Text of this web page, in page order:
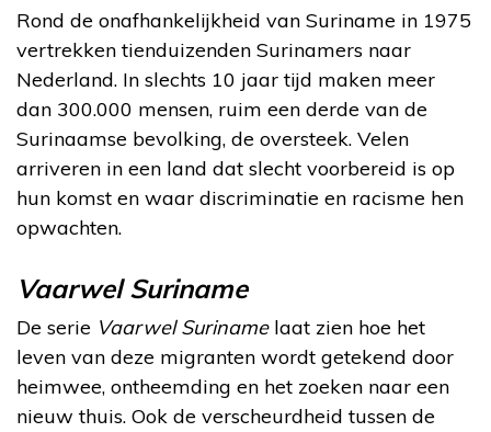
Rond de onafhankelijkheid van Suriname in 1975
vertrekken tienduizenden Surinamers naar
Nederland. In slechts 10 jaar tijd maken meer
dan 300.000 mensen, ruim een derde van de
Surinaamse bevolking, de oversteek. Velen
arriveren in een land dat slecht voorbereid is op
hun komst en waar discriminatie en racisme hen
opwachten.
Vaarwel Suriname
De serie Vaarwel Surinamelaat zien hoe het
leven van deze migranten wordt getekend door
heimwee, ontheemding en het zoeken naar een
nieuw thuis. Ook de verscheurdheid tussen de